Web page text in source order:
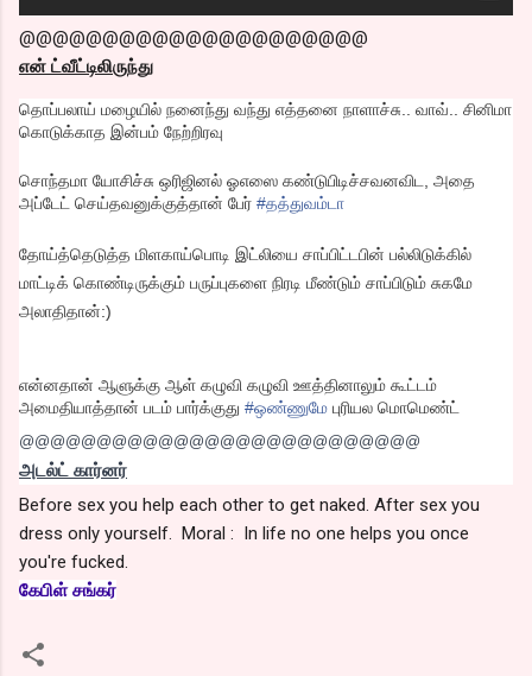
@@@@@@@@@@@@@@@@@@@@@
என் ட்வீட்டிலிருந்து
தொப்பலாய் மழையில் நனைந்து வந்து எத்தனை நாளாச்சு.. வாவ்.. சினிமா
கொடுக்காத இன்பம் நேற்றிரவு
சொந்தமா யோசிச்சு ஒரிஜினல் ஓஎஸை கண்டுபிடிச்சவனவிட, அதை
அப்டேட் செய்தவனுக்குத்தான் பேர் #தத்துவம்டா
தோய்த்தெடுத்த மிளகாய்பொடி இட்லியை சாப்பிட்டபின் பல்லிடுக்கில்
மாட்டிக் கொண்டிருக்கும் பருப்புகளை நிரடி மீண்டும் சாப்பிடும் சுகமே
அலாதிதான்:)
என்னதான் ஆளுக்கு ஆள் கழுவி கழுவி ஊத்தினாலும் கூட்டம்
அமைதியாத்தான் படம் பார்க்குது #ஒண்ணுமே புரியல மொமெண்ட்
@@@@@@@@@@@@@@@@@@@@@@@@@@
அடல்ட் கார்னர்
Before sex you help each other to get naked. After sex you
dress only yourself. Moral : In life no one helps you once
you're fucked.
கேபிள் சங்கர்